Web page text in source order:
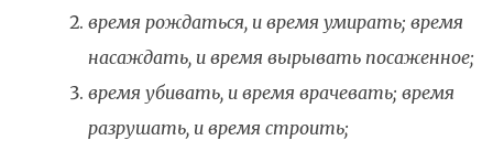
время рождаться, и время умирать; время
насаждать, и время вырывать посаженное;
время убивать, и время врачевать; время
разрушать, и время строить;